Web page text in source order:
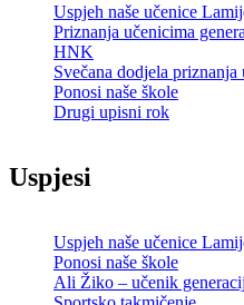
Uspjeh naše učenice
Priznanja učenicima
HNK
Svečana dodjela
Ponosi naše škole
Drugi upisni rok
Uspjesi
Uspjeh naše učenice
Ponosi naše škole
Ali Žiko – učenik